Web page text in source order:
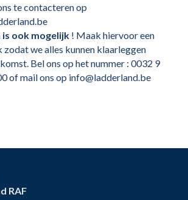
te contacteren op
is ook mogelijk! Maak hiervoor een
zodat we alles kunnen klaarleggen
Bel ons op het nummer : 0032 9
of mail ons op info@ladderland.be
RAF